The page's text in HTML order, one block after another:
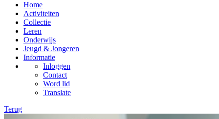
Home
Activiteiten
Collectie
Leren
Onderwijs
Jeugd & Jongeren
Informatie
Inloggen
Contact
Word lid
Translate
Terug